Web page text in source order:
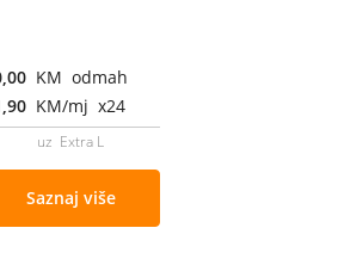
KM odmah
KM/mj x24
uz Extra L
Saznaj više